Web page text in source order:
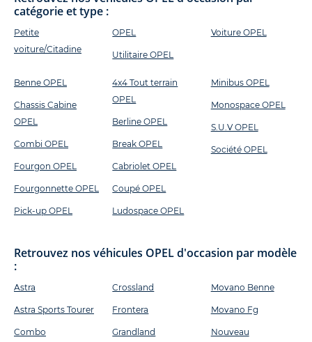
catégorie et type :
Petite
voiture/Citadine
OPEL
Utilitaire OPEL
Voiture OPEL
Benne OPEL
Chassis Cabine
OPEL
Combi OPEL
Fourgon OPEL
Fourgonnette OPEL
Pick-up OPEL
4x4 Tout terrain
OPEL
Berline OPEL
Break OPEL
Cabriolet OPEL
Coupé OPEL
Ludospace OPEL
Minibus OPEL
Monospace OPEL
S.U.V OPEL
Société OPEL
Retrouvez nos véhicules OPEL d'occasion par modèle
:
Astra
Astra Sports Tourer
Combo
Crossland
Frontera
Grandland
Movano Benne
Movano Fg
Nouveau